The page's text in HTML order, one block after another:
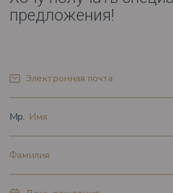
предложения!
Электронная почта*
Oбращение
Имя
Фамилия
*